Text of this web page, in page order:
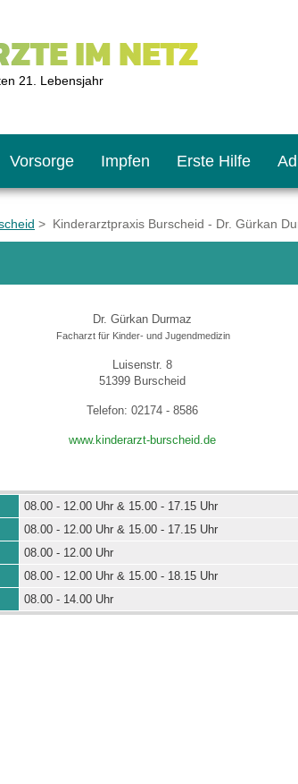
IM NETZ
21. Lebensjahr
Vorsorge Impfen Erste Hilfe
> Kinderarztpraxis Burscheid - Dr. Gürkan
Dr. Gürkan Durmaz
Facharzt für Kinder- und Jugendmedizin
Luisenstr. 8
51399 Burscheid
Telefon: 02174 - 8586
www.kinderarzt-burscheid.de
08.00 - 12.00 Uhr & 15.00 - 17.15 Uhr
08.00 - 12.00 Uhr & 15.00 - 17.15 Uhr
08.00 - 12.00 Uhr
08.00 - 12.00 Uhr & 15.00 - 18.15 Uhr
08.00 - 14.00 Uhr